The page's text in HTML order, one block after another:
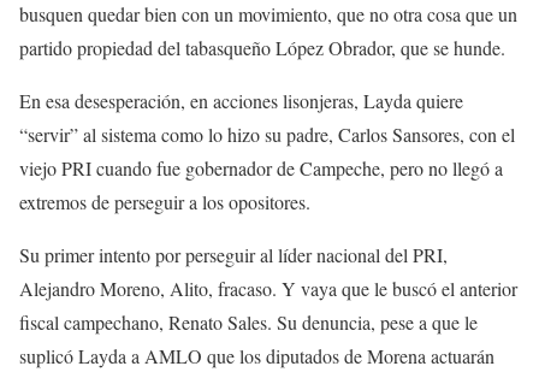
busquen quedar bien con un movimiento, que no otra cosa que un
partido propiedad del tabasqueño López Obrador, que se hunde.
En esa desesperación, en acciones lisonjeras, Layda quiere
“servir” al sistema como lo hizo su padre, Carlos Sansores, con el
viejo PRI cuando fue gobernador de Campeche, pero no llegó a
extremos de perseguir a los opositores.
Su primer intento por perseguir al líder nacional del PRI,
Alejandro Moreno, Alito, fracaso. Y vaya que le buscó el anterior
fiscal campechano, Renato Sales. Su denuncia, pese a que le
suplicó Layda a AMLO que los diputados de Morena actuarán